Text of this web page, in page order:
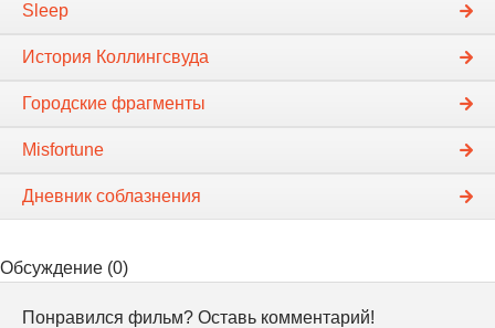
Sleep
История Коллингсвуда
Городские фрагменты
Misfortune
Дневник соблазнения
Обсуждение (0)
Понравился фильм? Оставь комментарий!